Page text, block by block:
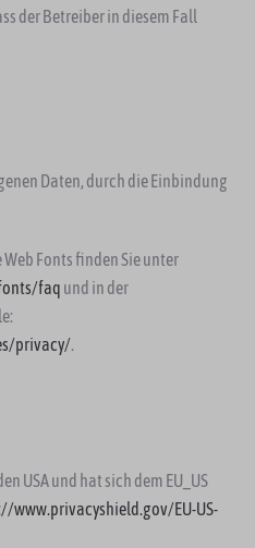
der Betreiber in diesem Fall
Daten, durch die Einbindung
Fonts finden Sie unter
faq und in der
privacy/.
USA und hat sich dem EU_US
www.privacyshield.gov/EU-US-